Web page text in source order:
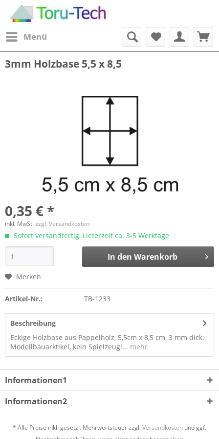
Menü
3mm Holzbase 5,5 x 8,5
0,35 € *
inkl. MwSt.zzgl. Versandkosten
Sofort versandfertig, Lieferzeit ca. 3-5 Werktage
In den Warenkorb
Merken
Artikel-Nr.: TB-1233
Beschreibung
Eckige Holzbase aus Pappelholz, 5,5cm x 8,5 cm, 3 mm dick.
Modellbauarktikel, kein Spielzeug!... mehr
Informationen1
Informationen2
* Alle Preise inkl. gesetzl. Mehrwertsteuer zzgl.Versandkosten und ggf.